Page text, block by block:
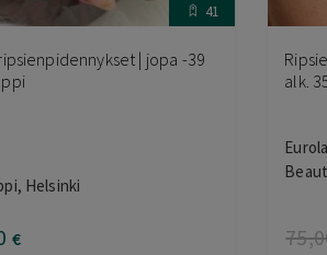
41
| jopa -39
Helsinki
€
alk.
75